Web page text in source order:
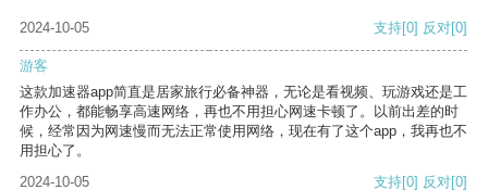
2024-10-05 支持[0] 反对[0]
游客
这款加速器app简直是居家旅行必备神器，无论是看视频、玩游戏还是工
作办公，都能畅享高速网络，再也不用担心网速卡顿了。以前出差的时
候，经常因为网速慢而无法正常使用网络，现在有了这个app，我再也不
用担心了。
2024-10-05
支持[0] 反对[0]